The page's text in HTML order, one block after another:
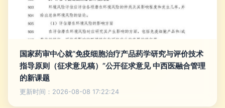
国家药审中心就“免疫细胞治疗产品药学研究与评价技术
指导原则（征求意见稿）”公开征求意见 中西医融合管理
的新课题
更新时间：2026-08-08 17:22:24